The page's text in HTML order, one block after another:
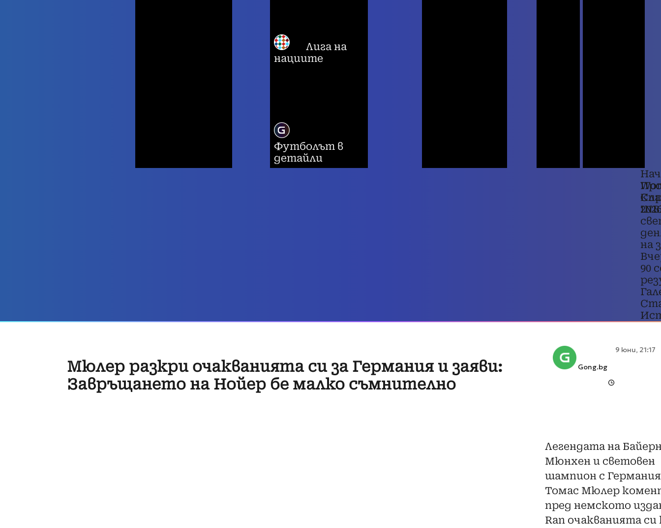
Лига на
нациите
Футболът в
детайли
на
90
Мюлер разкри очакванията си за Германия и заяви:
Завръщането на Нойер бе малко съмнително
Gong.bg
9 юни, 21:17
Легендата на
Мюнхен и световен
шампион с Германия
Томас Мюлер
пред немското
Ran очакванията